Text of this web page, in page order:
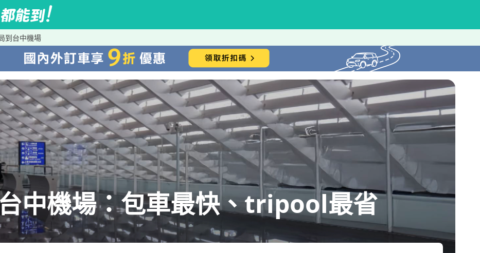
到台中機場
中機場：包車最快、tripool最省